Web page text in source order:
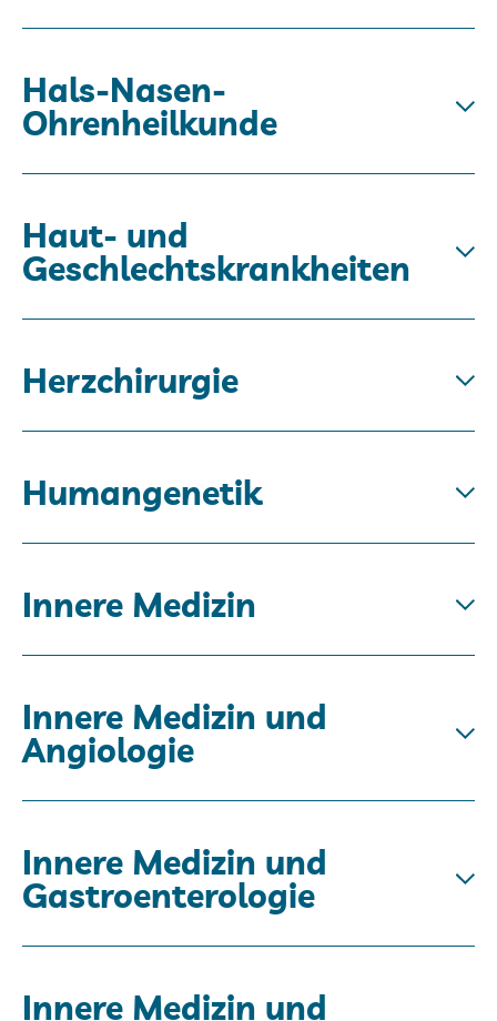
Hals-Nasen-
Ohrenheilkunde
Haut- und
Geschlechtskrankheiten
Herzchirurgie
Humangenetik
Innere Medizin
Innere Medizin und
Angiologie
Innere Medizin und
Gastroenterologie
Innere Medizin und